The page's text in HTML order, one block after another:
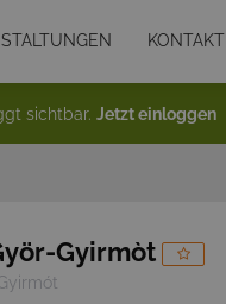
KONTAKT
sichtbar. Jetzt einloggen
Gyirmòt